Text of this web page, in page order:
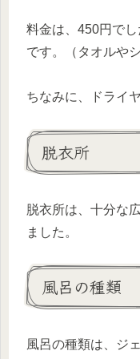
料金は、450円で
です。（タオルや
ちなみに、ドライ
脱衣所
脱衣所は、十分な
ました。
風呂の種類
風呂の種類は、ジ